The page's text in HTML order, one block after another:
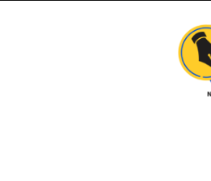
Solapur
Varta